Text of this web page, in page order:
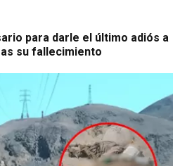
para darle el último adiós a
su fallecimiento